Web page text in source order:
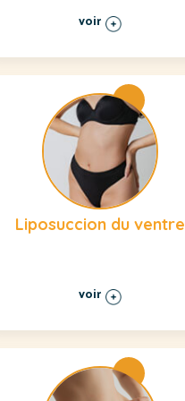
voir
Liposuccion du ventre
voir